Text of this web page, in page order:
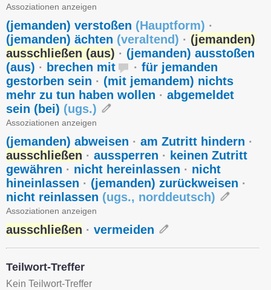
Assoziationen anzeigen
(jemanden) verstoßen (Hauptform) ·
(jemanden) ächten (veraltend) · (jemanden)
ausschließen (aus) · (jemanden) ausstoßen
(aus) · brechen mit · für jemanden
gestorben sein · (mit jemandem) nichts
mehr zu tun haben wollen · abgemeldet
sein (bei) (ugs.)
Assoziationen anzeigen
(jemanden) abweisen · am Zutritt hindern ·
ausschließen · aussperren · keinen Zutritt
gewähren · nicht hereinlassen · nicht
hineinlassen · (jemanden) zurückweisen ·
nicht reinlassen (ugs., norddeutsch)
Assoziationen anzeigen
ausschließen · vermeiden
Teilwort-Treffer
Kein Teilwort-Treffer